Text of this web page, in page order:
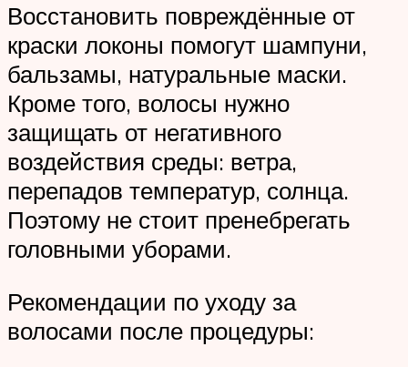
Восстановить повреждённые от
краски локоны помогут шампуни,
бальзамы, натуральные маски.
Кроме того, волосы нужно
защищать от негативного
воздействия среды: ветра,
перепадов температур, солнца.
Поэтому не стоит пренебрегать
головными уборами.
Рекомендации по уходу за
волосами после процедуры: